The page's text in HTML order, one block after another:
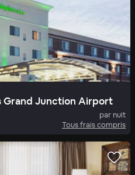
Grand Junction Airport
par nuit
Tous frais compris